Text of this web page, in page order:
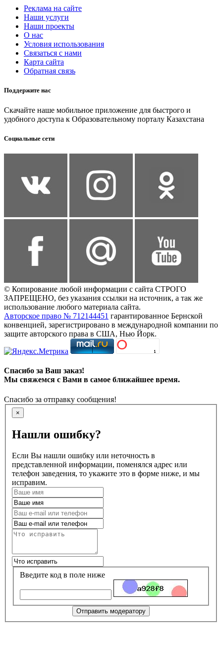
Реклама на сайте
Наши услуги
Наши проекты
О нас
Условия использования
Связаться с нами
Карта сайта
Обратная связь
Поддержите нас
Скачайте наше мобильное приложение для быстрого и
удобного доступа к Образовательному порталу Казахстана
Социальные сети
© Копирование любой информации с сайта СТРОГО
ЗАПРЕЩЕНО, без указания ссылки на источник, а так же
использование любого материала сайта.
Авторское право № 712144451 гарантированное Бернской
конвенцией, зарегистрировано в международной компании по
защите авторского права в США, Нью Йорк.
Спасибо за Ваш заказ!
Мы свяжемся с Вами в самое ближайшее время.
Спасибо за отправку сообщения!
×
Нашли ошибку?
Если Вы нашли ошибку или неточность в
представленной информации, поменялся адрес или
телефон заведения, то укажите это в форме ниже, и мы
исправим.
Введите код в поле ниже
Отправить модератору